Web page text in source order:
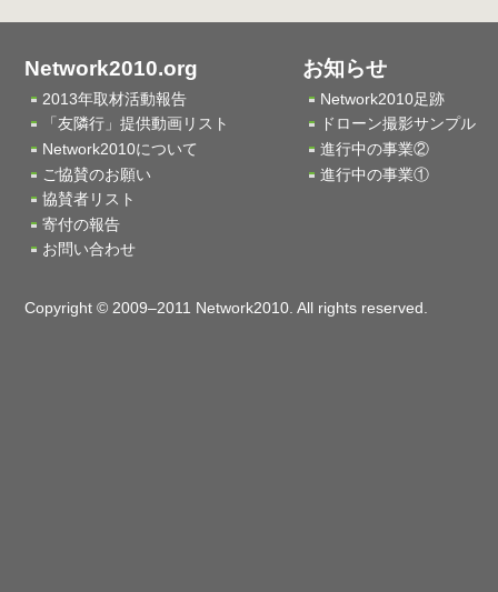
Network2010.org
2013年取材活動報告
「友隣行」提供動画リスト
Network2010について
ご協賛のお願い
協賛者リスト
寄付の報告
お問い合わせ
お知らせ
Network2010足跡
ドローン撮影サンプル
進行中の事業②
進行中の事業①
Copyright © 2009–2011 Network2010. All rights reserved.